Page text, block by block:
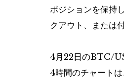
ポジションを保持
クアウト、または
4月22日のBTC/
4時間のチャート